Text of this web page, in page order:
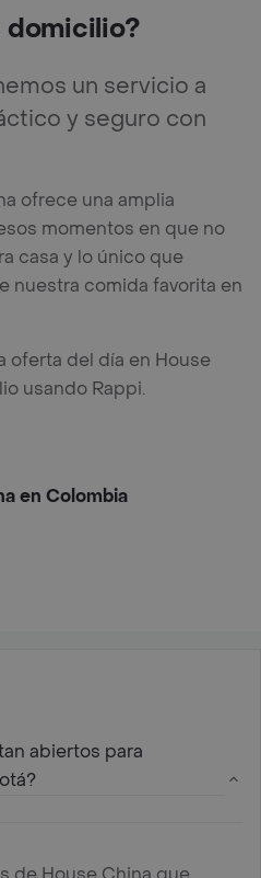
domicilio?
un servicio a
y seguro con
ofrece una amplia
momentos en que no
casa y lo único que
nuestra comida favorita en
oferta del día en House
usando Rappi.
en Colombia
abiertos para